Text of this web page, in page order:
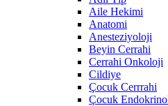
Aile Hekimi
Anatomi
Anesteziyoloji
Beyin Cerrahi
Cerrahi Onkoloji
Cildiye
Çocuk Cerrrahi
Çocuk